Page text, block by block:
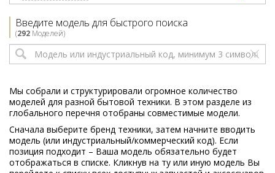
Samsung S2000
SamsungS5660
SamsungSC-9815TP
SamsungSC20F30WB
SamsungSC4020
SamsungSC4021
Введите модель для быстрого поиска
(292 Моделей)
Мы собрали и структурировали огромное количество
моделей для разной бытовой техники. В этом разделе из
глобального перечня отобраны совместимые модели.
Сначала выберите бренд техники, затем начните вводить
модель (или индустриальный/коммерческий код). Если
позиция подходит – Ваша модель обязательно будет
отображаться в списке. Кликнув на ту или иную модель Вы